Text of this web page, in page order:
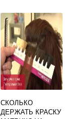
СКОЛЬКО
ДЕРЖАТЬ КРАСКУ